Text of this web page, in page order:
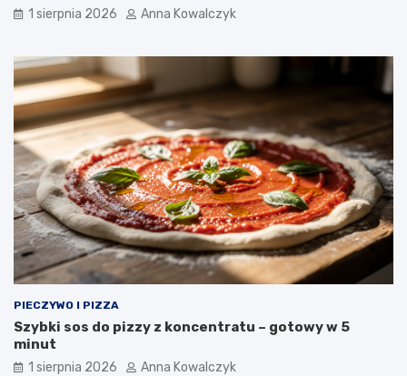
1 sierpnia 2026 Anna Kowalczyk
PIECZYWO I PIZZA
Szybki sos do pizzy z koncentratu – gotowy w 5
minut
1 sierpnia 2026 Anna Kowalczyk